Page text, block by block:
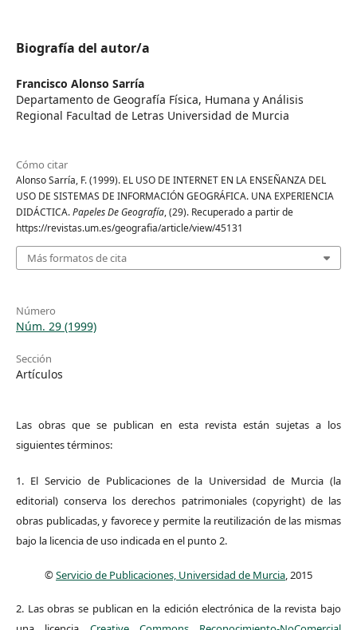
Biografía del autor/a
Francisco Alonso Sarría
Departamento de Geografía Física, Humana y Análisis
Regional Facultad de Letras Universidad de Murcia
Cómo citar
Alonso Sarría, F. (1999). EL USO DE INTERNET EN LA ENSEÑANZA DEL
USO DE SISTEMAS DE INFORMACIÓN GEOGRÁFICA. UNA EXPERIENCIA
DIDÁCTICA.Papeles De Geografía, (29). Recuperado a partir de
https://revistas.um.es/geografia/article/view/45131
Más formatos de cita
Número
Núm. 29 (1999)
Sección
Artículos
Las obras que se publican en esta revista están sujetas a los
siguientes términos:
1. El Servicio de Publicaciones de la Universidad de Murcia (la
editorial) conserva los derechos patrimoniales (copyright) de las
obras publicadas, y favorece y permite la reutilización de las mismas
bajo la licencia de uso indicada en el punto 2.
©Servicio de Publicaciones, Universidad de Murcia, 2015
2. Las obras se publican en la edición electrónica de la revista bajo